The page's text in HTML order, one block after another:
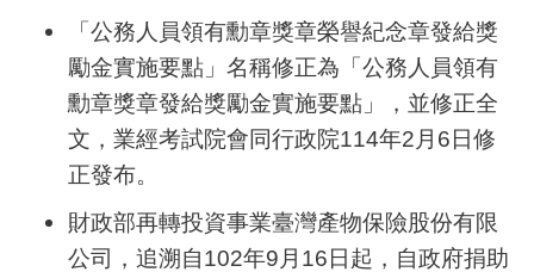
「公務人員領有勳章獎章榮譽紀念章發給獎
勵金實施要點」名稱修正為「公務人員領有
勳章獎章發給獎勵金實施要點」，並修正全
文，業經考試院會同行政院114年2 月 6日修
正發布。
財政部再轉投資事業臺灣產物保險股份有限
公司，追溯自102年9 月 16日起，自政府捐助